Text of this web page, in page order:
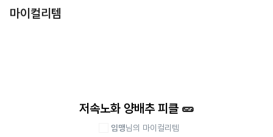
마이컬리템
저속노화 양배추 피클 🥒
임맹님의 마이컬리템